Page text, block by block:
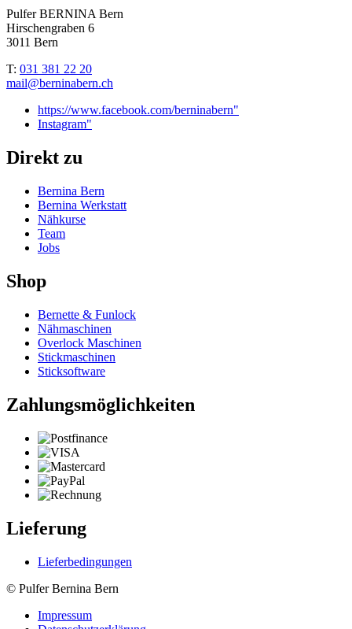
Pulfer BERNINA Bern
Hirschengraben 6
3011 Bern
T: 031 381 22 20
mail@berninabern.ch
https://www.facebook.com/berninabern"
Instagram"
Direkt zu
Bernina Bern
Bernina Werkstatt
Nähkurse
Team
Jobs
Shop
Bernette & Funlock
Nähmaschinen
Overlock Maschinen
Stickmaschinen
Sticksoftware
Zahlungsmöglichkeiten
Lieferung
Lieferbedingungen
© Pulfer Bernina Bern
Impressum